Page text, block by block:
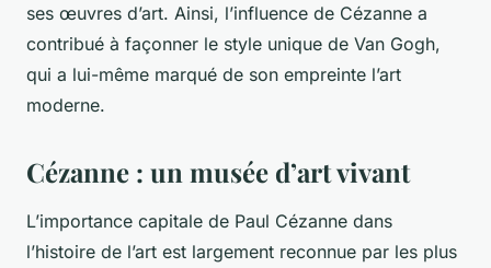
ses œuvres d’art. Ainsi, l’influence de Cézanne a
contribué à façonner le style unique de Van Gogh,
qui a lui-même marqué de son empreinte l’art
moderne.
Cézanne : un musée d’art vivant
L’importance capitale de Paul Cézanne dans
l’histoire de l’art est largement reconnue par les plus